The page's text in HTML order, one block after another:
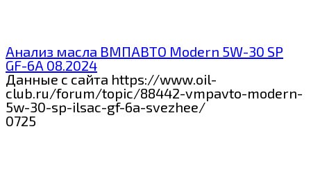
Анализ масла ВМПАВТО Modern 5W-30 SP
GF-6A 08.2024
Данные с сайта https://www.oil-
club.ru/forum/topic/88442-vmpavto-modern-
5w-30-sp-ilsac-gf-6a-svezhee/
0725